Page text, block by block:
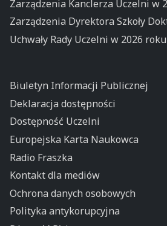
Zarządzenia Kanclerza Uczelni w
Zarządzenia Dyrektora Szkoły
Uchwały Rady Uczelni w 2026 roku
Biuletyn Informacji Publicznej
Deklaracja dostępności
Dostępność Uczelni
Europejska Karta Naukowca
Radio Fraszka
Kontakt dla mediów
Ochrona danych osobowych
Polityka antykorupcyjna